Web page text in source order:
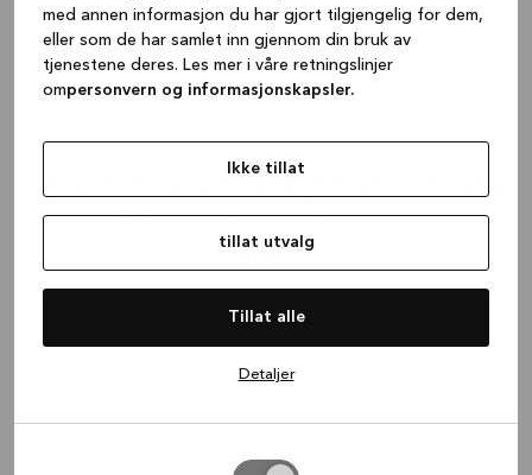
med annen informasjon du har gjort tilgjengelig for dem,
eller som de har samlet inn gjennom din bruk av
tjenestene deres. Les mer i våre retningslinjer
ompersonvern og informasjonskapsler.
Ikke tillat
tillat utvalg
Tillat alle
Detaljer
loadingwww.kvik.no (see the browser console for more
information).